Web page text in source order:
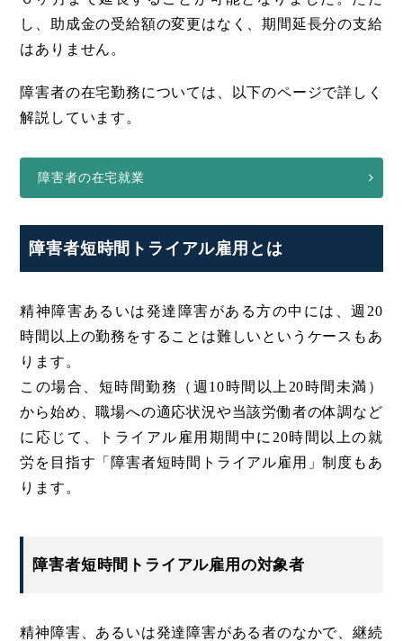
し、助成金の受給額の変更はなく、期間延長分の支給
はありません。
障害者の在宅勤務については、以下のページで詳しく
解説しています。
障害者の在宅就業
障害者短時間トライアル雇用とは
精神障害あるいは発達障害がある方の中には、週20
時間以上の勤務をすることは難しいというケースもあ
ります。
この場合、短時間勤務（週10時間以上20時間未満）
から始め、職場への適応状況や当該労働者の体調など
に応じて、トライアル雇用期間中に20時間以上の就
労を目指す「障害者短時間トライアル雇用」制度もあ
ります。
障害者短時間トライアル雇用の対象者
精神障害、あるいは発達障害がある者のなかで、継続